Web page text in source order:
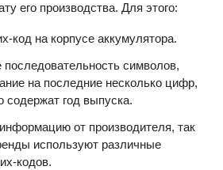
его производства. Для этого:
код на корпусе аккумулятора.
символов,
на последние несколько цифр,
содержат год выпуска.
от производителя, так
используют различные
кодов.